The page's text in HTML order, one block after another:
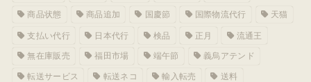
商品状態 商品追加 国慶節 国際物流代行 天猫
支払い代行 日本代行 検品 正月 流通王
無在庫販売 福田市場 端午節 義烏アテンド
転送サービス 転送ネコ 輸入転売 送料